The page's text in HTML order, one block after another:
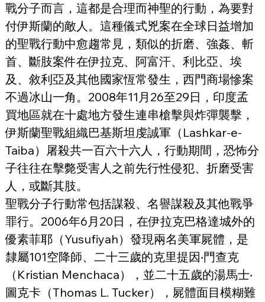
戰分子而言，這都是合理而神聖的行動，為要對
付伊斯蘭的敵人。這種儀式兇案在全球日益增加
的聖戰行動中愈趨常見，類似的折磨、強姦、斬
首、斷肢案件在伊拉克、阿富汗、利比亞、埃
及、敘利亞及其他國家恆常發生，西門商場慘案
不過冰山一角。2008年11月26至29日，印度孟
買地區就在十處地方發生連串槍擊與炸彈襲擊，
伊斯蘭聖戰組織巴基斯坦虔誠軍（Lashkar-e-
Taiba）屠殺共一百六十六人，行動期間，恐怖分
子往往在擊斃受害人之前先行性侵犯、折磨受害
人，或斷其肢。
聖戰分子行動常包括謀殺、名譽謀殺及其他戰爭
罪行。2006年6月20日，在伊拉克巴格達城外的
優素菲耶（Yusufiyah）發現兩名美軍屍體，是
隸屬101空降師、二十三歲的克里提因‧門查克
（Kristian Menchaca），並二十五歲的湯馬士‧
圖克卡（Thomas L. Tucker），屍體面目模糊難